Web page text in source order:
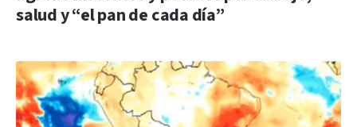
salud y “el pan de cada día”